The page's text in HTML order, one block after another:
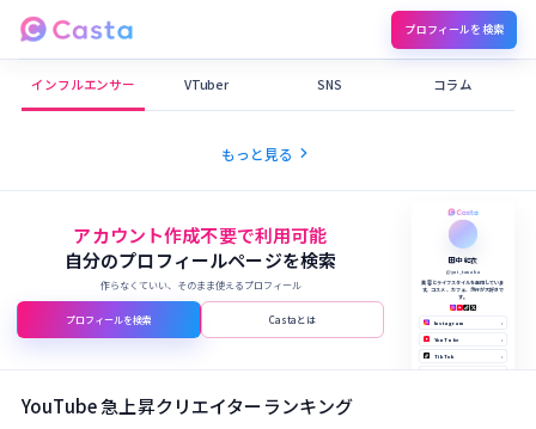
プロフィールを検索
Castaメディア
インフルエンサー VTuber SNS コラム
もっと見る chevron_right
アカウント作成不要で利用可能
自分のプロフィールページを検索
作らなくていい、そのまま使えるプロフィール
プロフィールを検索 Castaとは
田中 結衣
@yui_tanaka
美容とライフスタイルを発信していま
す。コスメ、カフェ、旅行が大好きで
す。
Instagram ›
YouTube ›
TikTok ›
YouTube 急上昇クリエイターランキング